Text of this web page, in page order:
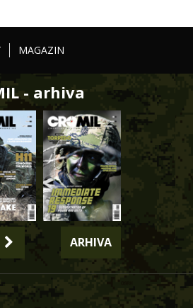
MAGAZIN
- arhiva
ARHIVA